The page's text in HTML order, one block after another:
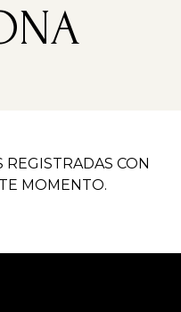
CON
MOMENTO.